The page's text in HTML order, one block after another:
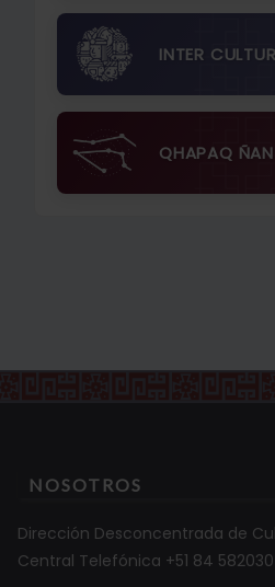
INTER
QHAPAQ ÑAN
NOSOTROS
Dirección Desconcentrada de
Central Telefónica +51 84 582030